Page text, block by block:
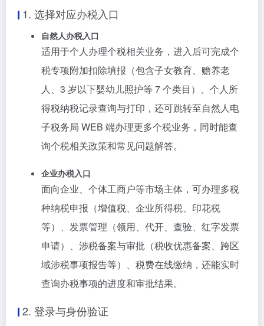
1. 选择对应办税入口
自然人办税入口
适用于个人办理个税相关业务，进入后可完成个
税专项附加扣除填报（包含子女教育、赡养老
人、3 岁以下婴幼儿照护等 7 个类目）、个人所
得税纳税记录查询与打印，还可跳转至自然人电
子税务局 WEB 端办理更多个税业务，同时能查
询个税相关政策和常见问题解答。
企业办税入口
面向企业、个体工商户等市场主体，可办理多税
种纳税申报（增值税、企业所得税、印花税
等）、发票管理（领用、代开、查验、红字发票
申请）、涉税备案与审批（税收优惠备案、跨区
域涉税事项报告等）、税费在线缴纳，还能实时
查询办税事项的进度和审批结果。
2. 登录与身份验证